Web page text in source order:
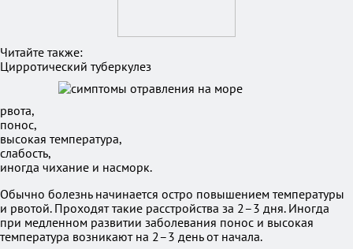
Читайте также:
Цирротический туберкулез
рвота,
понос,
высокая температура,
слабость,
иногда чихание и насморк.
Обычно болезнь начинается остро повышением температуры
и рвотой. Проходят такие расстройства за 2–3 дня. Иногда
при медленном развитии заболевания понос и высокая
температура возникают на 2–3 день от начала.